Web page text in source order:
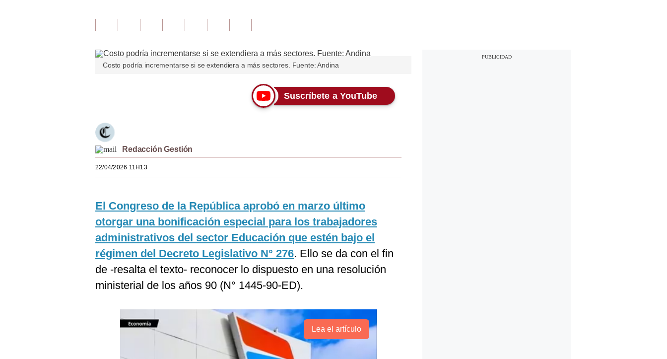
Costo podría incrementarse si se extendiera a más sectores. Fuente: Andina
Suscríbete a YouTube
Redacción Gestión
22/04/2026 11H13
El Congreso de la República aprobó en marzo último
otorgar una bonificación especial para los trabajadores
administrativos del sector Educación que estén bajo el
régimen del Decreto Legislativo N° 276. Ello se da con el fin
de -resalta el texto- reconocer lo dispuesto en una resolución
ministerial de los años 90 (N° 1445-90-ED).
Lea el artículo